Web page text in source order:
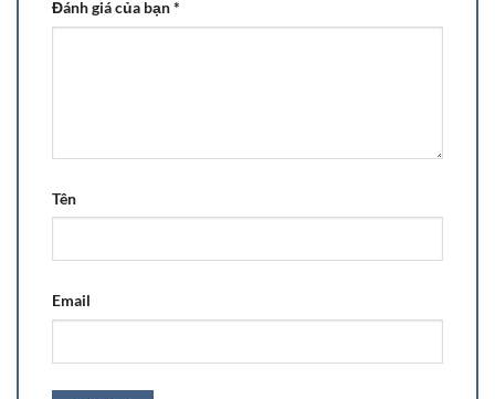
Đánh giá của bạn*
Tên
Email